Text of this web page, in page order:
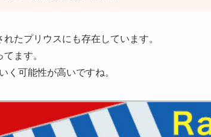
たプリウスにも存在しています。
ます。
く可能性が高いですね。